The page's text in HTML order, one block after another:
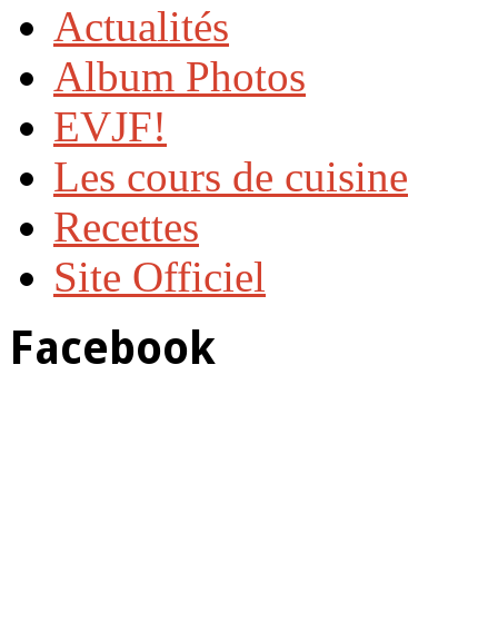
Actualités
Album Photos
EVJF!
Les cours de cuisine
Recettes
Site Officiel
Facebook